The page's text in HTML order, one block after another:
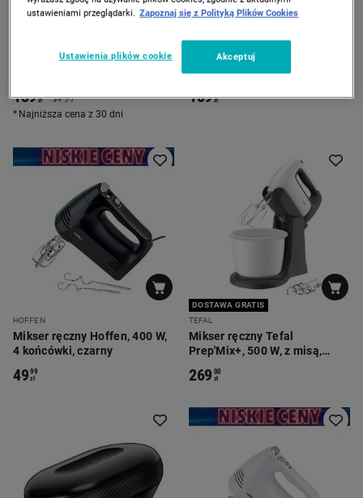
Mikser z misą obrotową
139 zł 179 00
zł
Najniższa cena z 30 dni
MPM
Mikser z misą obrotową MPM
MMR-20Z/C, 3 l, 750 W, czarny
189 zł
HOFFEN
Mikser ręczny Hoffen, 400 W,
4 końcówki, czarny
4999
zł
DOSTAWA GRATIS
TEFAL
Mikser ręczny Tefal
Prep'Mix+, 500 W, z misą,
269 00
zł
ustawieniami przeglądarki. Zapoznaj się z Polityką Plików Cookies
Ustawienia plików cookie Akceptuj